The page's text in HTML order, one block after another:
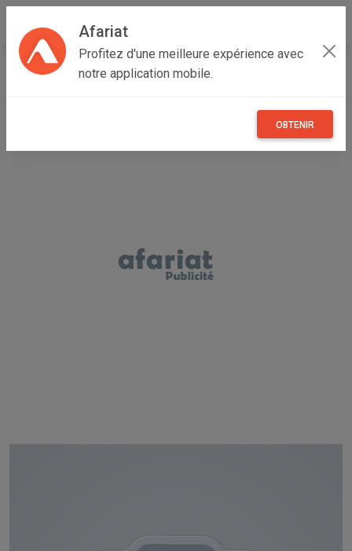
Afariat
Profitez d'une meilleure expérience avec
notre application mobile.
OBTENIR
Accueil Boutique de ENTREPRISE